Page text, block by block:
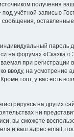
получения
учётной записью
пароль
форумах «Сказка о
при регистрации
вводу, на усмотрение
того, у вас есть
на других
ни
вы сможете
и ваш адрес email,